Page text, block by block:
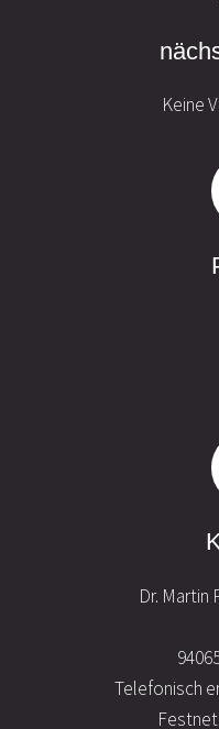
Keine
Dr. Martin
Telefonisch